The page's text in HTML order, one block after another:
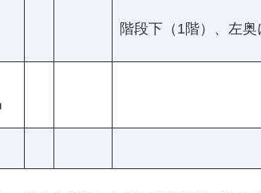
階段下（1階）、左